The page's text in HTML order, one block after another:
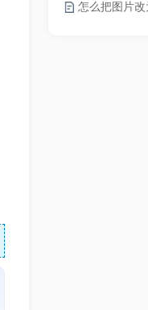
怎么把图片改